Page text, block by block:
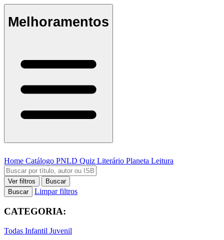
Melhoramentos
Home Catálogo PNLD Quiz Literário Planeta Leitura
Ver filtros
Buscar
Buscar
Limpar filtros
CATEGORIA:
Todas Infantil Juvenil